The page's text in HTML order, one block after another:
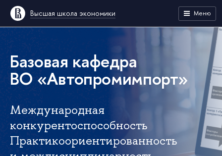
Высшая школа экономики Меню
Базовая кафедра
ВО «Автопромимпорт»
Международная
конкурентоспособность
Практикоориентированность